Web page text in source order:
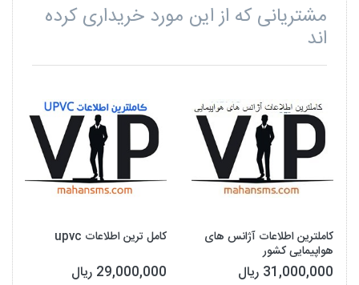
مشتریانی که از این مورد خریداری کرده
اند
کاملترین اطلاعات آژانس های
هواپیمایی کشور
31,000,000 ریال
کامل ترین اطلاعات upvc
29,000,000 ریال